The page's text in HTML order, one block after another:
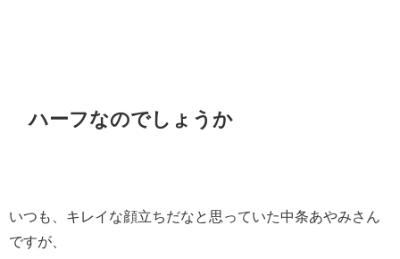
ハーフなのでしょうか
いつも、キレイな顔立ちだなと思っていた中条あやみさん
ですが、